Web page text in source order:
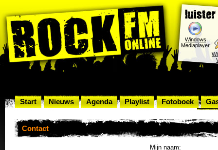
Windows
Mediaplayer
Start Nieuws Agenda Playlist Fotoboek
Contact
Mijn naam: